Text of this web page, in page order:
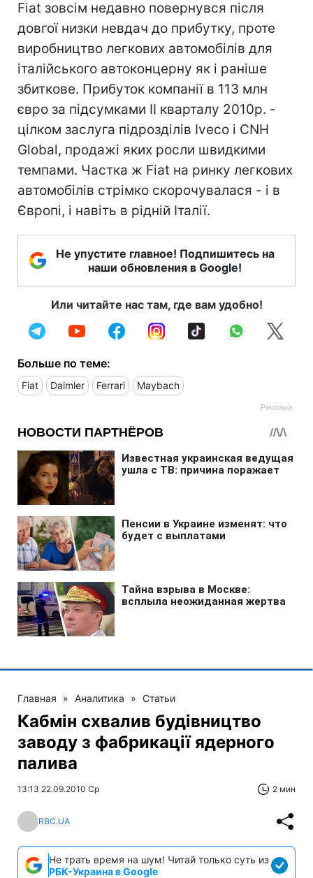
Fiat зовсім недавно повернувся після
довгої низки невдач до прибутку, проте
виробництво легкових автомобілів для
італійського автоконцерну як і раніше
збиткове. Прибуток компанії в 113 млн
євро за підсумками II кварталу 2010р. -
цілком заслуга підрозділів Iveco і CNH
Global, продажі яких росли швидкими
темпами. Частка ж Fiat на ринку легкових
автомобілів стрімко скорочувалася - і в
Європі, і навіть в рідній Італії.
Не упустите главное! Подпишитесь на
наши обновления в Google!
Или читайте нас там, где вам удобно!
Больше по теме:
Fiat Daimler Ferrari Maybach
Главная » Аналитика » Статьи
Кабмін схвалив будівництво
заводу з фабрикації ядерного
палива
13:13 22.09.2010 Ср 2 мин
RBC.UA
Не трать время на шум! Читай только суть из
РБК-Украина в Google